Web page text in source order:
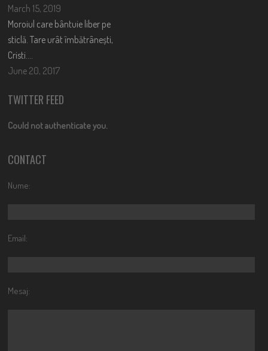
March 15, 2019
Moroiul care bântuie liber pe
sticlă. Tare urât îmbătrânești,
Cristi….
June 20, 2017
TWITTER FEED
Could not authenticate you.
CONTACT
Nume:
Email:
Mesaj: